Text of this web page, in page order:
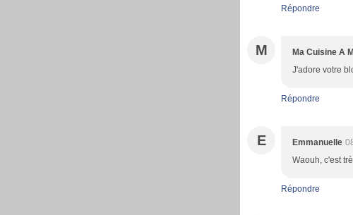
Répondre
M Ma Cuisine A
J'adore votre
Répondre
E Emmanuelle
Waouh, c'est
Répondre